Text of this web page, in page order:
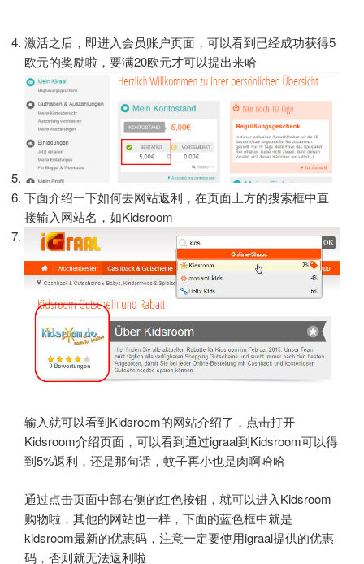
激活之后，即进入会员账户页面，可以看到已经成功获得5
欧元的奖励啦，要满20欧元才可以提出来哈
下面介绍一下如何去网站返利，在页面上方的搜索框中直
接输入网站名，如Kidsroom
输入就可以看到Kidsroom的网站介绍了，点击打开
Kidsroom介绍页面，可以看到通过igraal到Kidsroom可以得
到5%返利，还是那句话，蚊子再小也是肉啊哈哈
通过点击页面中部右侧的红色按钮，就可以进入Kidsroom
购物啦，其他的网站也一样，下面的蓝色框中就是
kidsroom最新的优惠码，注意一定要使用igraal提供的优惠
码，否则就无法返利啦